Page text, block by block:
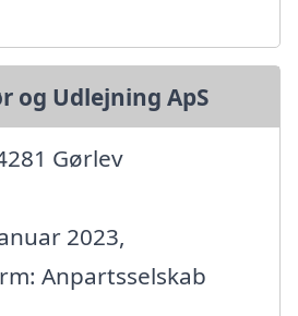
og Udlejning ApS
Gørlev
2023,
Anpartsselskab